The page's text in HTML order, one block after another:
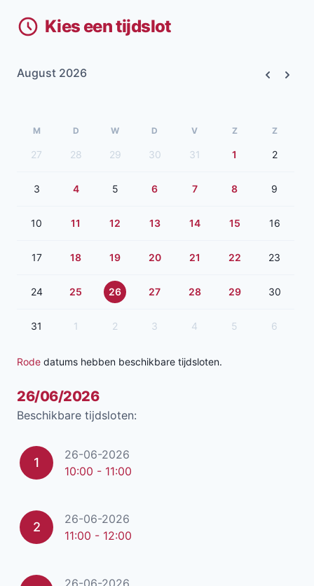
Kies een tijdslot
August 2026
M D W D V Z Z
27 28 29 30 31 1 2
3 4 5 6 7 8 9
10 11 12 13 14 15 16
17 18 19 20 21 22 23
24 25 26 27 28 29 30
31 1 2 3 4 5 6
Rode datums hebben beschikbare tijdsloten.
26/06/2026
Beschikbare tijdsloten:
1
26-06-2026
10:00 - 11:00
2
26-06-2026
11:00 - 12:00
26-06-2026